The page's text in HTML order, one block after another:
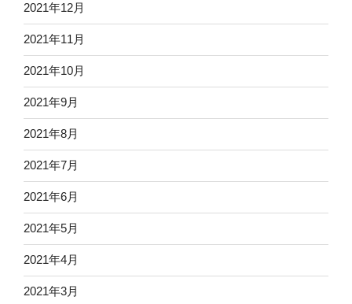
2021年12月
2021年11月
2021年10月
2021年9月
2021年8月
2021年7月
2021年6月
2021年5月
2021年4月
2021年3月